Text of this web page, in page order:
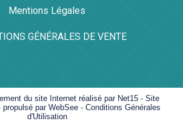
Mentions Légales
GÉNÉRALES DE VENTE
du site Internet réalisé par Net15 - Site
par WebSee - Conditions Générales
d'Utilisation